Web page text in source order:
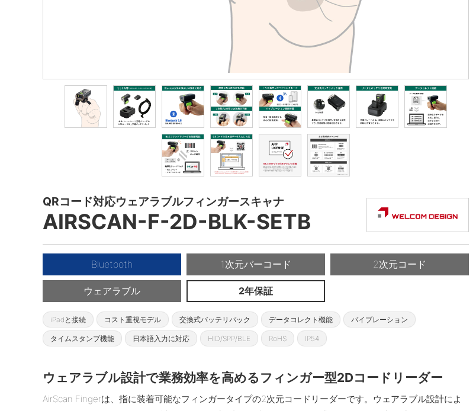
QRコード対応ウェアラブルフィンガースキャナ
AIRSCAN-F-2D-BLK-SETB
Bluetooth 1次元バーコード 2次元コード
ウェアラブル 2年保証
iPadと接続 コスト重視モデル 交換式バッテリパック データコレクト機能 バイブレーション
タイムスタンプ機能 日本語入力に対応 HID/SPP/BLE RoHS IP54
ウェアラブル設計で業務効率を高めるフィンガー型2Dコードリーダー
AirScan Fingerは、指に装着可能なフィンガータイプの2次元コードリーダーです。ウェアラブル設計によ